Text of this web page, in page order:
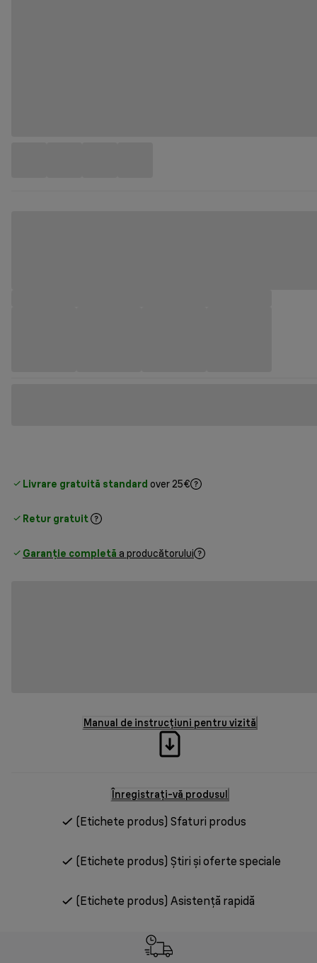
Livrare gratuită standard over 25€
Retur gratuit
Garanție completă a producătorului
Manual de instrucțiuni pentru vizită
Înregistrați-vă produsul
(Etichete produs) Sfaturi produs
(Etichete produs) Știri și oferte speciale
(Etichete produs) Asistență rapidă